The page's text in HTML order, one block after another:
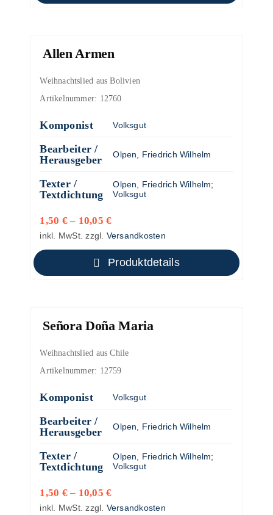
Allen Armen
Weihnachtslied aus Bolivien
Artikelnummer: 12760
Komponist Volksgut
Bearbeiter /
Herausgeber
Olpen, Friedrich Wilhelm
Texter /
Textdichtung
Olpen, Friedrich Wilhelm;
Volksgut
1,50 €– 10,05€
inkl. MwSt. zzgl. Versandkosten
Produktdetails
Señora Doña Maria
Weihnachtslied aus Chile
Artikelnummer: 12759
Komponist Volksgut
Bearbeiter /
Herausgeber
Olpen, Friedrich Wilhelm
Texter /
Textdichtung
Olpen, Friedrich Wilhelm;
Volksgut
1,50 €– 10,05€
inkl. MwSt. zzgl. Versandkosten